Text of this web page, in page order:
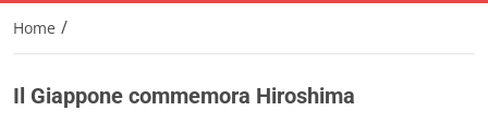
Home /
Il Giappone commemora Hiroshima